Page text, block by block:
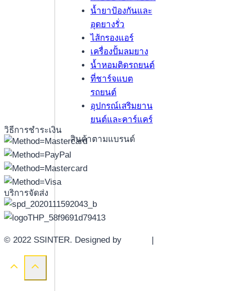
น้ำยาป้องกันและ
อุดยางรั่ว
ไส้กรองแอร์
เครื่องปั้มลมยาง
น้ำหอมติดรถยนต์
ที่ชาร์จแบต
รถยนต์
อุปกรณ์เสริมยาน
ยนต์และคาร์แคร์
สินค้าตามแบรนด์
วิธีการชำระเงิน
บริการจัดส่ง
© 2022 SSINTER. Designed by